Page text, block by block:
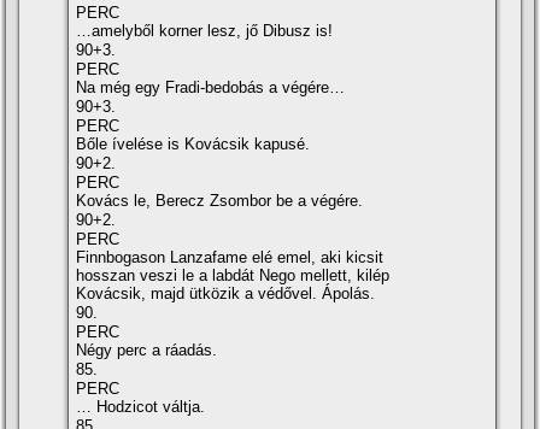
PERC
…amelyből korner lesz, jő Dibusz is!
90+3.
PERC
Na még egy Fradi-bedobás a végére…
90+3.
PERC
Bőle í­velése is Kovácsik kapusé.
90+2.
PERC
Kovács le, Berecz Zsombor be a végére.
90+2.
PERC
Finnbogason Lanzafame elé emel, aki kicsit
hosszan veszi le a labdát Nego mellett, kilép
Kovácsik, majd ütközik a védővel. Ápolás.
90.
PERC
Négy perc a ráadás.
85.
PERC
… Hodzicot váltja.